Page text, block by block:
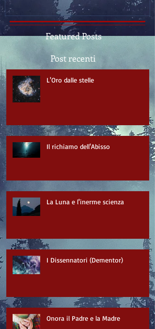
Featured Posts
Post recenti
L'Oro dalle stelle
Il richiamo dell'Abisso
La Luna e l'inerme scienza
I Dissennatori (Dementor)
Onora il Padre e la Madre